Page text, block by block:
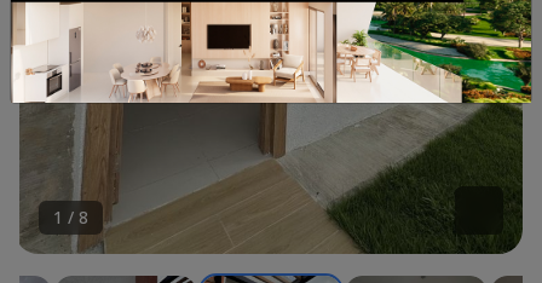
1 / 8